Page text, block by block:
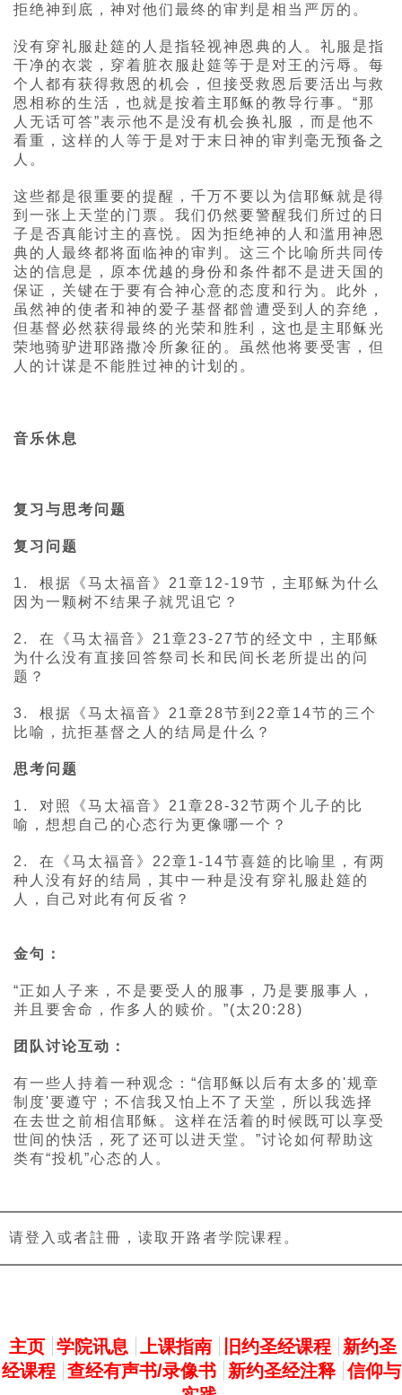
拒绝神到底，神对他们最终的审判是相当严厉的。
没有穿礼服赴筵的人是指轻视神恩典的人。礼服是指
干净的衣裳，穿着脏衣服赴筵等于是对王的污辱。每
个人都有获得救恩的机会，但接受救恩后要活出与救
恩相称的生活，也就是按着主耶稣的教导行事。“那
人无话可答”表示他不是没有机会换礼服，而是他不
看重，这样的人等于是对于末日神的审判毫无预备之
人。
这些都是很重要的提醒，千万不要以为信耶稣就是得
到一张上天堂的门票。我们仍然要警醒我们所过的日
子是否真能讨主的喜悦。因为拒绝神的人和滥用神恩
典的人最终都将面临神的审判。这三个比喻所共同传
达的信息是，原本优越的身份和条件都不是进天国的
保证，关键在于要有合神心意的态度和行为。此外，
虽然神的使者和神的爱子基督都曾遭受到人的弃绝，
但基督必然获得最终的光荣和胜利，这也是主耶稣光
荣地骑驴进耶路撒冷所象征的。虽然他将要受害，但
人的计谋是不能胜过神的计划的。
音乐休息
复习与思考问题
复习问题
1. 根据《马太福音》21章12-19节，主耶稣为什么
因为一颗树不结果子就咒诅它？
2. 在《马太福音》21章23-27节的经文中，主耶稣
为什么没有直接回答祭司长和民间长老所提出的问
题？
3. 根据《马太福音》21章28节到22章14节的三个
比喻，抗拒基督之人的结局是什么？
思考问题
1. 对照《马太福音》21章28-32节两个儿子的比
喻，想想自己的心态行为更像哪一个？
2. 在《马太福音》22章1-14节喜筵的比喻里，有两
种人没有好的结局，其中一种是没有穿礼服赴筵的
人，自己对此有何反省？
金句：
“正如人子来，不是要受人的服事，乃是要服事人，
并且要舍命，作多人的赎价。”(太20:28)
团队讨论互动：
有一些人持着一种观念：“信耶稣以后有太多的'规章
制度'要遵守；不信我又怕上不了天堂，所以我选择
在去世之前相信耶稣。这样在活着的时候既可以享受
世间的快活，死了还可以进天堂。”讨论如何帮助这
类有“投机”心态的人。
请登入或者註冊，读取开路者学院课程。
主選單
主页 学院讯息 上课指南 旧约圣经课程
新约圣
经课程
查经有声书/录像书 新约圣经注释 信仰与